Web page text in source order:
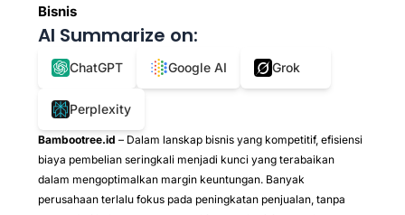
Bisnis
AI Summarize on:
ChatGPT Google AI Grok
Perplexity
Bambootree.id – Dalam lanskap bisnis yang kompetitif, efisiensi
biaya pembelian seringkali menjadi kunci yang terabaikan
dalam mengoptimalkan margin keuntungan. Banyak
perusahaan terlalu fokus pada peningkatan penjualan, tanpa